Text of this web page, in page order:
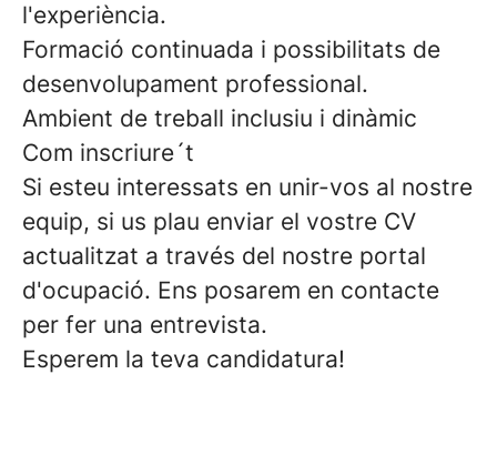
l'experiència.
Formació continuada i possibilitats de
desenvolupament professional.
Ambient de treball inclusiu i dinàmic
Com inscriure´t
Si esteu interessats en unir-vos al nostre
equip, si us plau enviar el vostre CV
actualitzat a través del nostre portal
d'ocupació. Ens posarem en contacte
per fer una entrevista.
Esperem la teva candidatura!